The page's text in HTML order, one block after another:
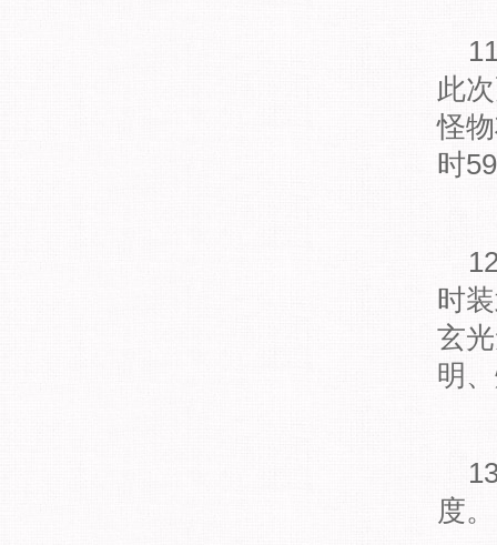
此
怪
时
时
玄
明
度。